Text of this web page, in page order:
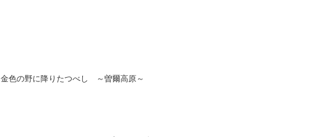
金色の野に降りたつべし ～曽爾高原～